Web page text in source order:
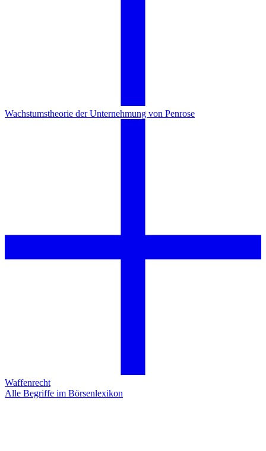
Wachstumstheorie der Unternehmung von Penrose
Waffenrecht
Alle Begriffe im Börsenlexikon